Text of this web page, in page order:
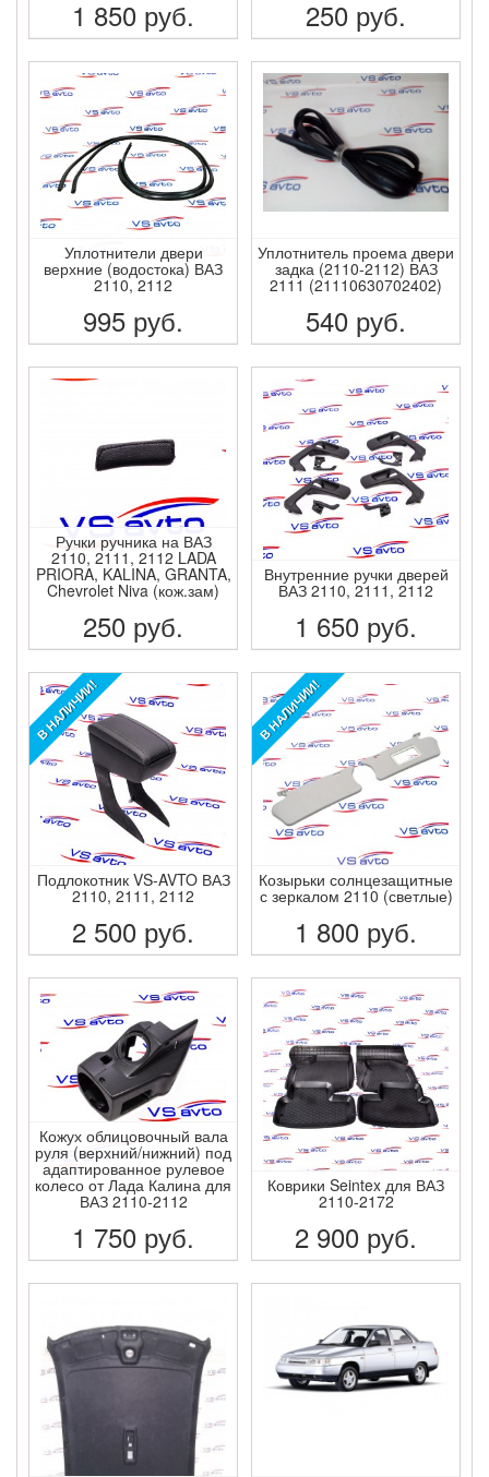
1 850 руб.
ПОДРОБНЕЕ
250 руб.
ПОДРОБНЕЕ
Уплотнители двери
верхние (водостока) ВАЗ
2110, 2112
995 руб.
ПОДРОБНЕЕ
Уплотнитель проема двери
задка (2110-2112) ВАЗ
2111 (21110630702402)
540 руб.
ПОДРОБНЕЕ
Ручки ручника на ВАЗ
2110, 2111, 2112 LADA
PRIORA, KALINA, GRANTA,
Chevrolet Niva (кож.зам)
250 руб.
ПОДРОБНЕЕ
Внутренние ручки дверей
ВАЗ 2110, 2111, 2112
1 650 руб.
ПОДРОБНЕЕ
В НАЛИЧИИ!
Подлокотник VS-AVTO ВАЗ
2110, 2111, 2112
2 500 руб.
ПОДРОБНЕЕ
В НАЛИЧИИ!
Козырьки солнцезащитные
с зеркалом 2110 (светлые)
1 800 руб.
ПОДРОБНЕЕ
Кожух облицовочный вала
руля (верхний/нижний) под
адаптированное рулевое
колесо от Лада Калина для
ВАЗ 2110-2112
1 750 руб.
ПОДРОБНЕЕ
Коврики Seintex для ВАЗ
2110-2172
2 900 руб.
ПОДРОБНЕЕ